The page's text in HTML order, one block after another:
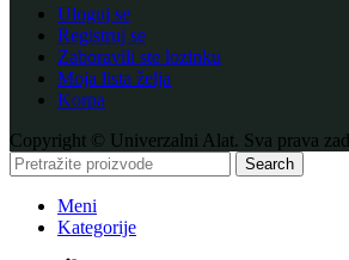
Uloguj se
Registruj se
Zaboravili ste lozinku
Moja lista želja
Korpa
Copyright © Univerzalni Alat. Sva prava
Search
Meni
Kategorije